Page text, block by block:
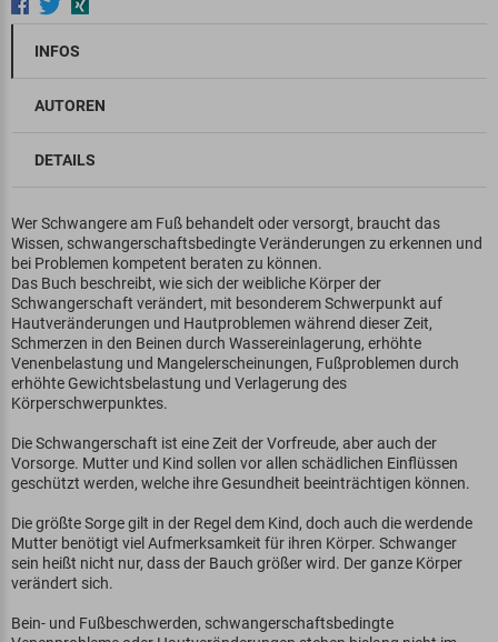
INFOS
AUTOREN
DETAILS
Wer Schwangere am Fuß behandelt oder versorgt, braucht das
Wissen, schwangerschaftsbedingte Veränderungen zu erkennen und
bei Problemen kompetent beraten zu können.
Das Buch beschreibt, wie sich der weibliche Körper der
Schwangerschaft verändert, mit besonderem Schwerpunkt auf
Hautveränderungen und Hautproblemen während dieser Zeit,
Schmerzen in den Beinen durch Wassereinlagerung, erhöhte
Venenbelastung und Mangelerscheinungen, Fußproblemen durch
erhöhte Gewichtsbelastung und Verlagerung des
Körperschwerpunktes.
Die Schwangerschaft ist eine Zeit der Vorfreude, aber auch der
Vorsorge. Mutter und Kind sollen vor allen schädlichen Einflüssen
geschützt werden, welche ihre Gesundheit beeinträchtigen können.
Die größte Sorge gilt in der Regel dem Kind, doch auch die werdende
Mutter benötigt viel Aufmerksamkeit für ihren Körper. Schwanger
sein heißt nicht nur, dass der Bauch größer wird. Der ganze Körper
verändert sich.
Bein- und Fußbeschwerden, schwangerschaftsbedingte